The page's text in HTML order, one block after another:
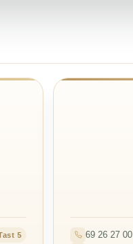
5 69 26 27 00